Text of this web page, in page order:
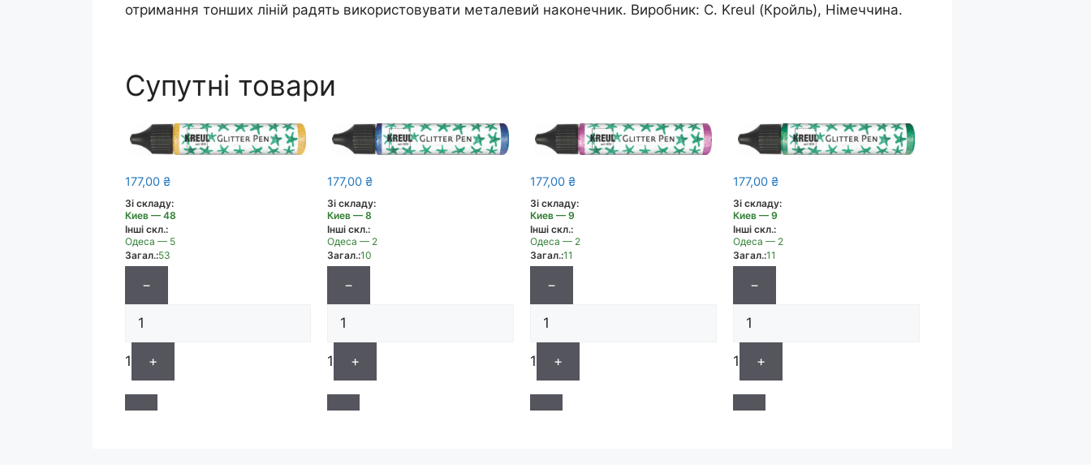
отримання тонших ліній радять використовувати металевий наконечник. Виробник: С. Kreul (Кройль), Німеччина.
Супутні товари
177,00 ₴
Зі складу:
Киев — 48
Інші скл.:
Одеса — 5
Загал.:53
−
1 +
177,00₴
Зі складу:
Киев — 8
Інші скл.:
Одеса — 2
Загал.:10
−
1 +
177,00₴
Зі складу:
Киев — 9
Інші скл.:
Одеса — 2
Загал.:11
−
1 +
177,00₴
Зі складу:
Киев — 9
Інші скл.:
Одеса — 2
Загал.:11
−
1 +